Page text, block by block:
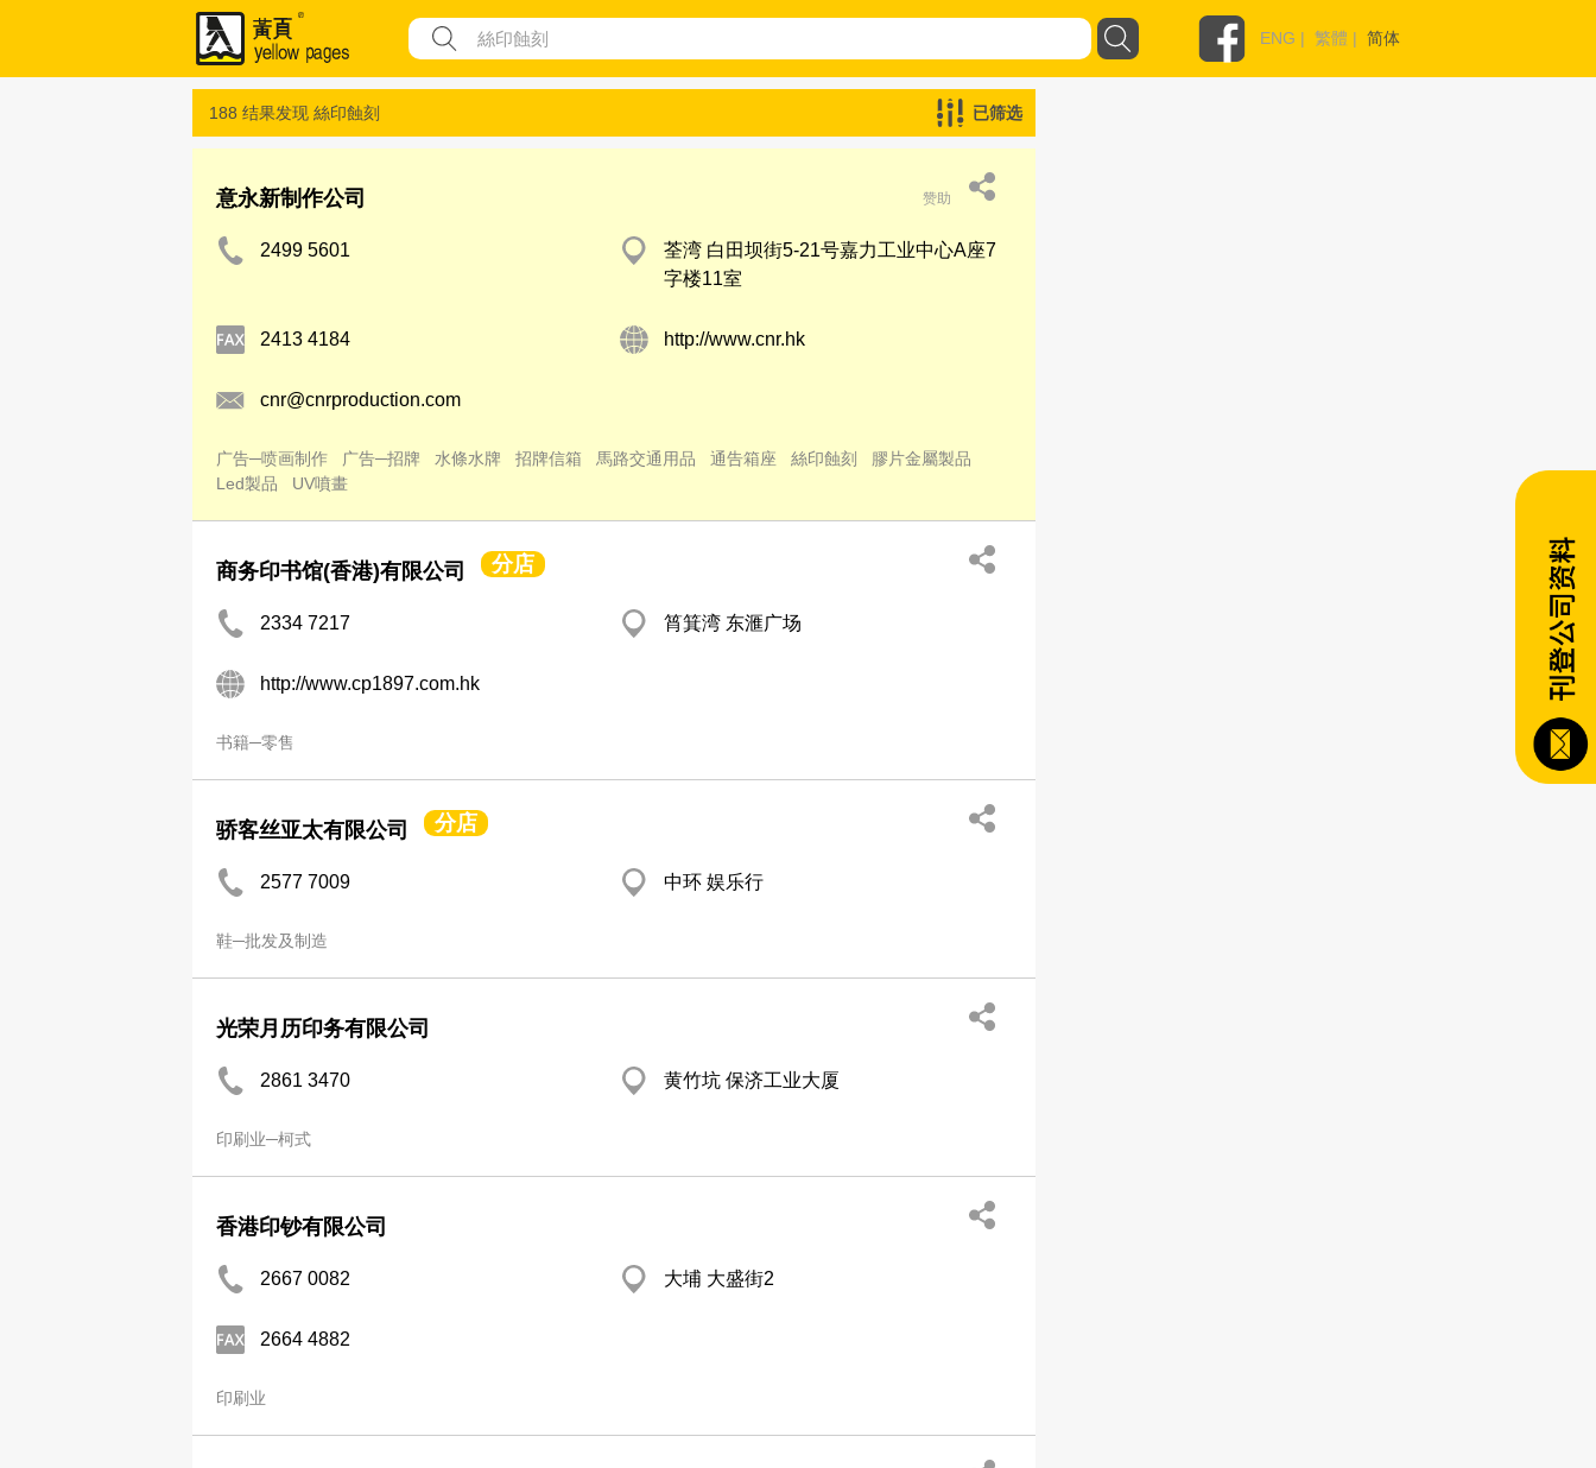
ENG | 繁體 | 简体
188 结果发现 絲印蝕刻 已筛选
意永新制作公司 赞助
2499 5601
荃湾 白田坝街5-21号嘉力工业中心A座7
字楼11室
2413 4184 http://www.cnr.hk
cnr@cnrproduction.com
广告─喷画制作 广告─招牌 水條水牌 招牌信箱 馬路交通用品 通告箱座 絲印蝕刻
膠片金屬製品
Led製品
UV噴畫
商务印书馆(香港)有限公司 分店
2334 7217 筲箕湾 东滙广场
http://www.cp1897.com.hk
书籍─零售
骄客丝亚太有限公司 分店
2577 7009 中环 娱乐行
鞋─批发及制造
光荣月历印务有限公司
2861 3470 黄竹坑 保济工业大厦
印刷业─柯式
香港印钞有限公司
2667 0082 大埔 大盛街2
2664 4882
印刷业